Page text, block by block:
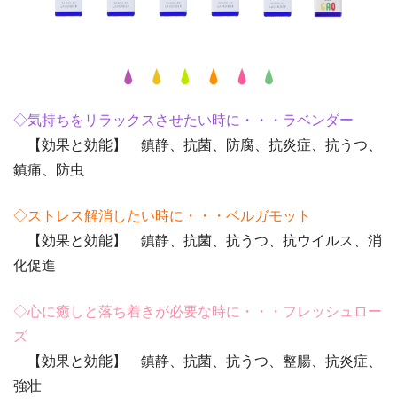
◇気持ちをリラックスさせたい時に・・・ラベンダー
【効果と効能】 鎮静、抗菌、防腐、抗炎症、抗うつ、
鎮痛、防虫
◇ストレス解消したい時に・・・ベルガモット
【効果と効能】 鎮静、抗菌、抗うつ、抗ウイルス、消
化促進
◇心に癒しと落ち着きが必要な時に・・・フレッシュロー
ズ
【効果と効能】 鎮静、抗菌、抗うつ、整腸、抗炎症、
強壮